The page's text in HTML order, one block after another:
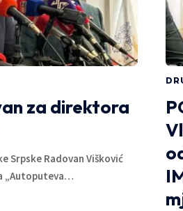
za direktora
Srpske Radovan Višković
„Autoputeva…